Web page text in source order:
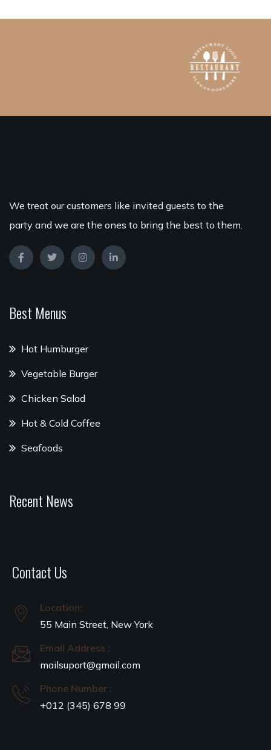
We treat our customers like invited guests to the
party and we are the ones to bring the best to them.
Best Menus
Hot Humburger
Vegetable Burger
Chicken Salad
Hot & Cold Coffee
Seafoods
Recent News
Contact Us
Location:
55 Main Street, New York
Email Address :
mailsuport@gmail.com
Phone Number :
+012 (345) 678 99